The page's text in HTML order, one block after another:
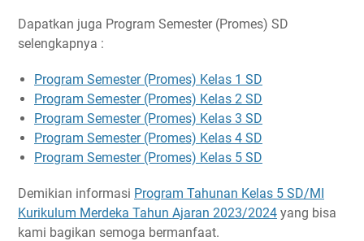
Dapatkan juga Program Semester (Promes) SD
selengkapnya :
Program Semester (Promes) Kelas 1 SD
Program Semester (Promes) Kelas 2 SD
Program Semester (Promes) Kelas 3 SD
Program Semester (Promes) Kelas 4 SD
Program Semester (Promes) Kelas 5 SD
Demikian informasi Program Tahunan Kelas 5 SD/MI
Kurikulum Merdeka Tahun Ajaran 2023/2024 yang bisa
kami bagikan semoga bermanfaat.